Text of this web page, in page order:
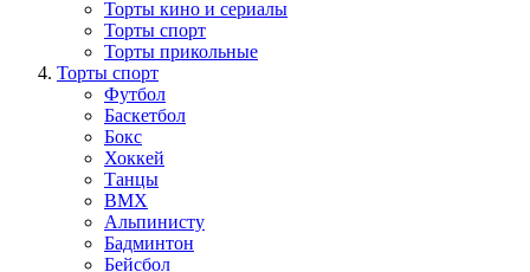
Торты кино и сериалы
Торты спорт
Торты прикольные
Торты спорт
Футбол
Баскетбол
Бокс
Хоккей
Танцы
BMX
Альпинисту
Бадминтон
Бейсбол